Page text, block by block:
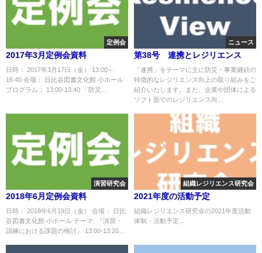
定例会
2017年3月定例会資料
日時： 2017年3月17日（金） 13:00～
16:40 会場： 日比谷図書文化館 小ホール
プログラム： 13:00-13:40 「防災...
ニュース
第38号 連携とレジリエンス
「連携」をテーマに主に防災・事業継続の
特徴的なレジリエンス向上の取り組みをご
紹介いたします。また、企業や団体による
ソフト面でのレジリエンス向...
演習研究会
2018年6月定例会資料
日時： 2018年6月19日（金） 会場： 日比
谷図書文化館 小ホール テーマ: 『演習・
訓練における課題の検討』 13:00-13:20...
組織レジリエンス研究会
2021年度の活動予定
組織レジリエンス研究会の2021年度活動
体制・活動予定...